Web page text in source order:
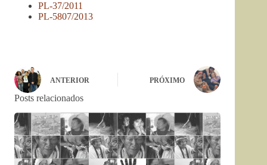
PL-37/2011
PL-5807/2013
ANTERIOR PRÓXIMO
Posts relacionados